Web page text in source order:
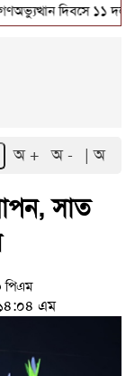
দিবসে ১১ দলীয়
অ + অ - | অ
সাত
পিএম
এম